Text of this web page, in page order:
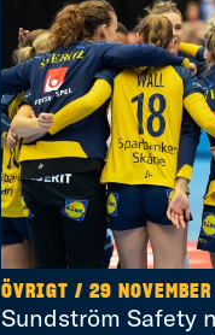
ÖVRIGT / 29
Sundström Safety